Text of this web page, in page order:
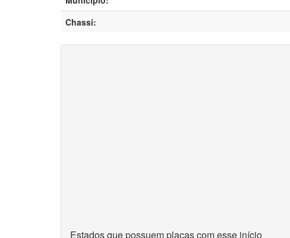
Chassi:
Estados que possuem placas com esse início